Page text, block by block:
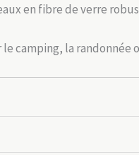
en fibre de verre
camping, la randonnée